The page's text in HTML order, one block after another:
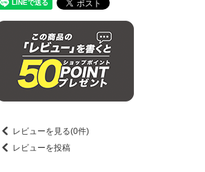
レビューを見る(0件)
レビューを投稿